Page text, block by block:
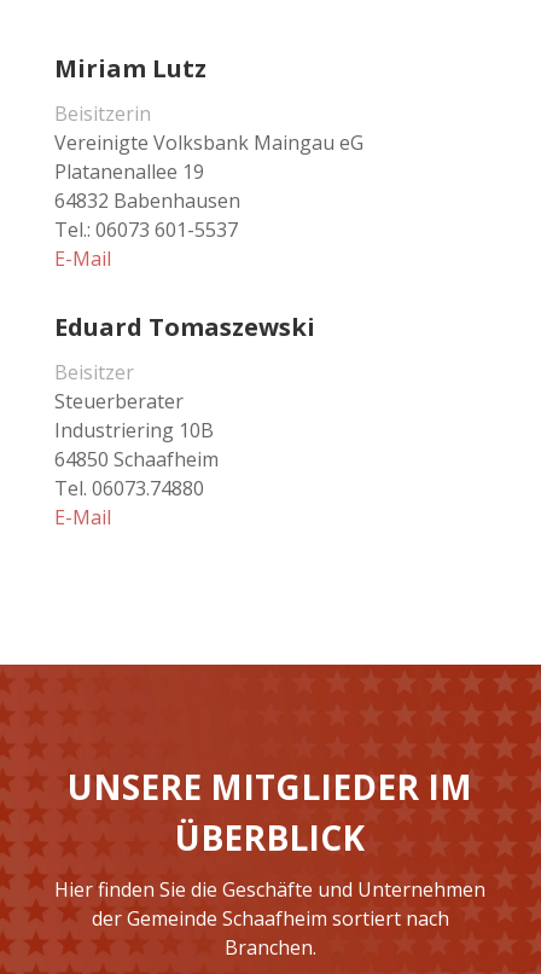
Miriam Lutz
Beisitzerin
Vereinigte Volksbank Maingau eG
Platanenallee 19
64832 Babenhausen
Tel.: 06073 601-5537
E-Mail
Eduard Tomaszewski
Beisitzer
Steuerberater
Industriering 10B
64850 Schaafheim
Tel. 06073.74880
E-Mail
UNSERE MITGLIEDER IM
ÜBERBLICK
Hier finden Sie die Geschäfte und Unternehmen
der Gemeinde Schaafheim sortiert nach
Branchen.